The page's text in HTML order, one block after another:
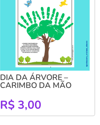
DIA DA ÁRVORE –
CARIMBO DA MÃO
R$ 3,00